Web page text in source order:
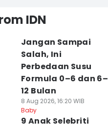
IDN
Jangan Sampai
Salah, Ini
Perbedaan Susu
Formula 0–6 dan 6–
12 Bulan
8 Aug 2026, 16:20 WIB
Baby
9 Anak Selebriti